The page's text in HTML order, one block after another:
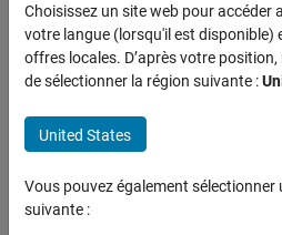
How useful was
Choisissez un site web pour accéder
votre langue (lorsqu'il est disponible)
offres locales. D’après votre
de sélectionner la région suivante :
United States
Vous pouvez également sélectionner
suivante :